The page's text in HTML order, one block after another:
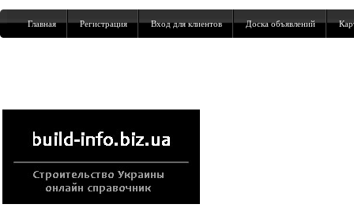
Главная Регистрация Вход для клиентов Доска объявлений